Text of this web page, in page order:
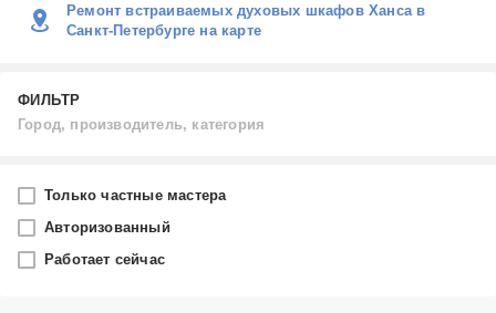
ДОБАВИТЬ СЕРВИСНЫЙ ЦЕНТР ИЛИ ЧАСТНОГО МАСТЕРА
Ремонт встраиваемых духовых шкафов Ханса в
Санкт-Петербурге на карте
ФИЛЬТР
Город, производитель, категория
Санкт-Петербург
Производитель
Только частные мастера
Авторизованный
Работает сейчас